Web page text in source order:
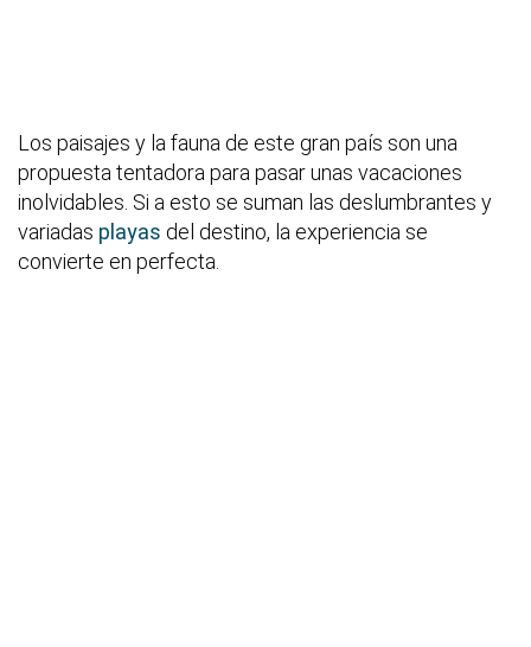
Los paisajes y la fauna de este gran país son una
propuesta tentadora para pasar unas vacaciones
inolvidables. Si a esto se suman las deslumbrantes y
variadas playas del destino, la experiencia se
convierte en perfecta.